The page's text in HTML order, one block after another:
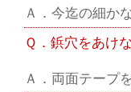
Ａ．今迄の細か
Ｑ．鋲穴をあけ
Ａ．両面テープ